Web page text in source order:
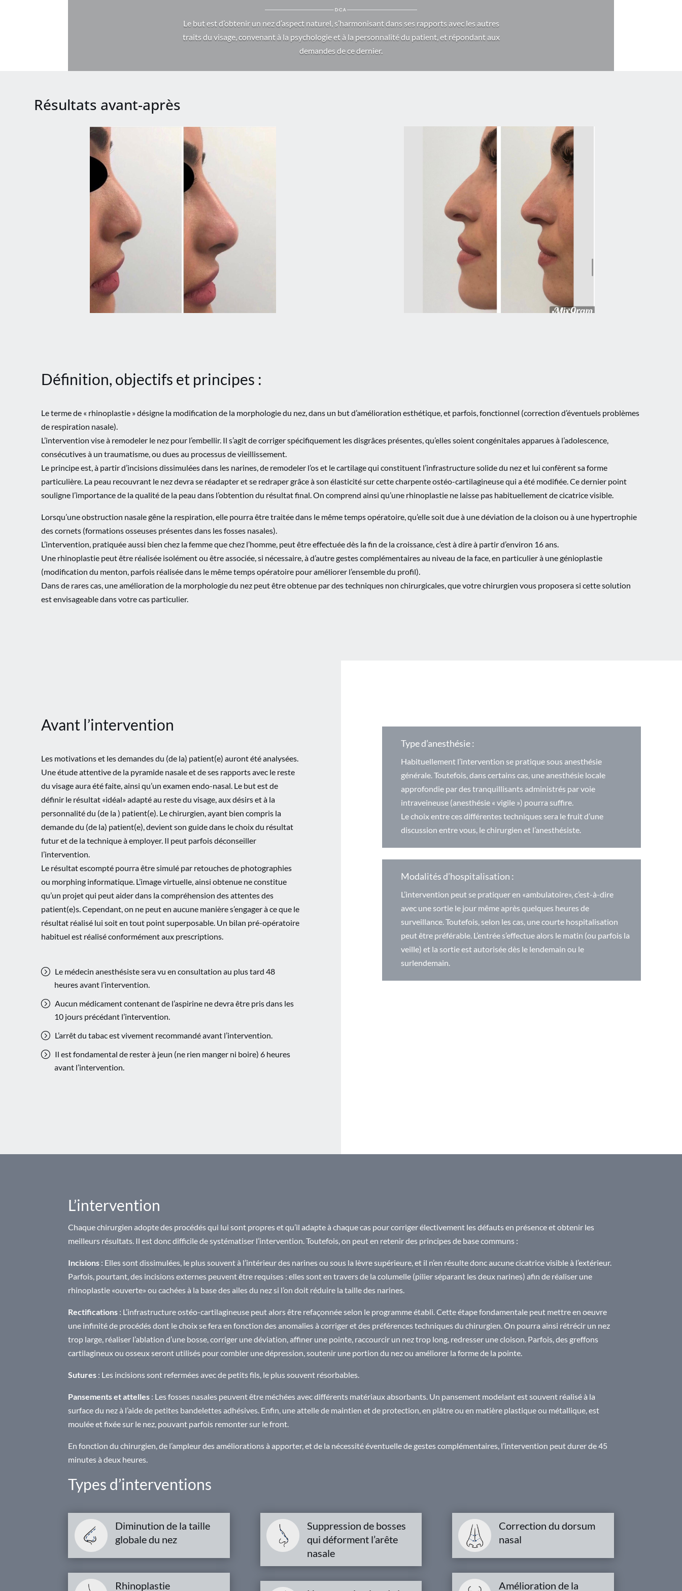
Le but est d’obtenir un nez d’aspect naturel, s’harmonisant dans ses rapports avec les autres
traits du visage, convenant à la psychologie et à la personnalité du patient, et répondant aux
demandes de ce dernier.
Résultats avant-après
Définition, objectifs et principes :
Le terme de « rhinoplastie » désigne la modification de la morphologie du nez, dans un but d’amélioration esthétique, et parfois, fonctionnel (correction d’éventuels problèmes
de respiration nasale).
L’intervention vise à remodeler le nez pour l’embellir. Il s’agit de corriger spécifiquement les disgrâces présentes, qu’elles soient congénitales apparues à l’adolescence,
consécutives à un traumatisme, ou dues au processus de vieillissement.
Le principe est, à partir d’incisions dissimulées dans les narines, de remodeler l’os et le cartilage qui constituent l’infrastructure solide du nez et lui confèrent sa forme
particulière. La peau recouvrant le nez devra se réadapter et se redraper grâce à son élasticité sur cette charpente ostéo-cartilagineuse qui a été modifiée. Ce dernier point
souligne l’importance de la qualité de la peau dans l’obtention du résultat final. On comprend ainsi qu’une rhinoplastie ne laisse pas habituellement de cicatrice visible.
Lorsqu’une obstruction nasale gêne la respiration, elle pourra être traitée dans le même temps opératoire, qu’elle soit due à une déviation de la cloison ou à une hypertrophie
des cornets (formations osseuses présentes dans les fosses nasales).
L’intervention, pratiquée aussi bien chez la femme que chez l’homme, peut être effectuée dès la fin de la croissance, c’est à dire à partir d’environ 16 ans.
Une rhinoplastie peut être réalisée isolément ou être associée, si nécessaire, à d’autre gestes complémentaires au niveau de la face, en particulier à une génioplastie
(modification du menton, parfois réalisée dans le même temps opératoire pour améliorer l’ensemble du profil).
Dans de rares cas, une amélioration de la morphologie du nez peut être obtenue par des techniques non chirurgicales, que votre chirurgien vous proposera si cette solution
est envisageable dans votre cas particulier.
Avant l’intervention
Les motivations et les demandes du (de la) patient(e) auront été analysées.
Une étude attentive de la pyramide nasale et de ses rapports avec le reste
du visage aura été faite, ainsi qu’un examen endo-nasal. Le but est de
définir le résultat «idéal» adapté au reste du visage, aux désirs et à la
personnalité du (de la ) patient(e). Le chirurgien, ayant bien compris la
demande du (de la) patient(e), devient son guide dans le choix du résultat
futur et de la technique à employer. Il peut parfois déconseiller
l’intervention.
Le résultat escompté pourra être simulé par retouches de photographies
ou morphing informatique. L’image virtuelle, ainsi obtenue ne constitue
qu’un projet qui peut aider dans la compréhension des attentes des
patient(e)s. Cependant, on ne peut en aucune manière s’engager à ce que le
résultat réalisé lui soit en tout point superposable. Un bilan pré-opératoire
habituel est réalisé conformément aux prescriptions.
Le médecin anesthésiste sera vu en consultation au plus tard 48
heures avant l’intervention.
Aucun médicament contenant de l’aspirine ne devra être pris dans les
10 jours précédant l’intervention.
L’arrêt du tabac est vivement recommandé avant l’intervention.
Il est fondamental de rester à jeun (ne rien manger ni boire) 6 heures
avant l’intervention.
Type d’anesthésie :
Habituellement l’intervention se pratique sous anesthésie
générale. Toutefois, dans certains cas, une anesthésie locale
approfondie par des tranquillisants administrés par voie
intraveineuse (anesthésie « vigile ») pourra suffire.
Le choix entre ces différentes techniques sera le fruit d’une
discussion entre vous, le chirurgien et l’anesthésiste.
Modalités d’hospitalisation :
L’intervention peut se pratiquer en «ambulatoire», c’est-à-dire
avec une sortie le jour même après quelques heures de
surveillance. Toutefois, selon les cas, une courte hospitalisation
peut être préférable. L’entrée s’effectue alors le matin (ou parfois la
veille) et la sortie est autorisée dès le lendemain ou le
surlendemain.
L’intervention
Chaque chirurgien adopte des procédés qui lui sont propres et qu’il adapte à chaque cas pour corriger électivement les défauts en présence et obtenir les
meilleurs résultats. Il est donc difficile de systématiser l’intervention. Toutefois, on peut en retenir des principes de base communs :
Incisions : Elles sont dissimulées, le plus souvent à l’intérieur des narines ou sous la lèvre supérieure, et il n’en résulte donc aucune cicatrice visible à l’extérieur.
Parfois, pourtant, des incisions externes peuvent être requises : elles sont en travers de la columelle (pilier séparant les deux narines) afin de réaliser une
rhinoplastie «ouverte» ou cachées à la base des ailes du nez si l’on doit réduire la taille des narines.
Rectifications : L’infrastructure ostéo-cartilagineuse peut alors être refaçonnée selon le programme établi. Cette étape fondamentale peut mettre en oeuvre
une infinité de procédés dont le choix se fera en fonction des anomalies à corriger et des préférences techniques du chirurgien. On pourra ainsi rétrécir un nez
trop large, réaliser l’ablation d’une bosse, corriger une déviation, affiner une pointe, raccourcir un nez trop long, redresser une cloison. Parfois, des greffons
cartilagineux ou osseux seront utilisés pour combler une dépression, soutenir une portion du nez ou améliorer la forme de la pointe.
Sutures : Les incisions sont refermées avec de petits fils, le plus souvent résorbables.
Pansements et attelles : Les fosses nasales peuvent être méchées avec différents matériaux absorbants. Un pansement modelant est souvent réalisé à la
surface du nez à l’aide de petites bandelettes adhésives. Enfin, une attelle de maintien et de protection, en plâtre ou en matière plastique ou métallique, est
moulée et fixée sur le nez, pouvant parfois remonter sur le front.
En fonction du chirurgien, de l’ampleur des améliorations à apporter, et de la nécessité éventuelle de gestes complémentaires, l’intervention peut durer de 45
minutes à deux heures.
Types d’interventions
Diminution de la taille
globale du nez
Rhinoplastie
Suppression de bosses
qui déforment l’arête
nasale
Correction du dorsum
nasal
Amélioration de la